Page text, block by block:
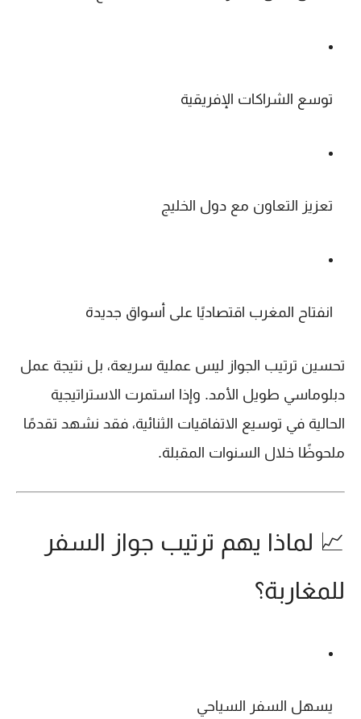
توسع الشراكات الإفريقية
تعزيز التعاون مع دول الخليج
انفتاح المغرب اقتصاديًا على أسواق جديدة
تحسين ترتيب الجواز ليس عملية سريعة، بل نتيجة عمل
دبلوماسي طويل الأمد. وإذا استمرت الاستراتيجية
الحالية في توسيع الاتفاقيات الثنائية، فقد نشهد تقدمًا
ملحوظًا خلال السنوات المقبلة.
📈 لماذا يهم ترتيب جواز السفر
للمغاربة؟
يسهل السفر السياحي